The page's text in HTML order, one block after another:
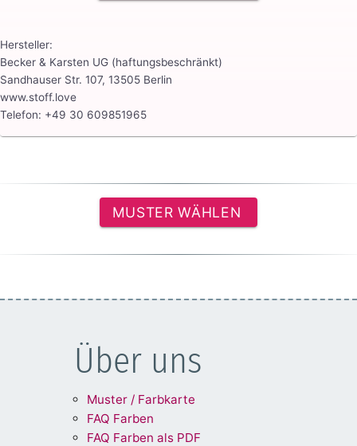
Hersteller:
Becker & Karsten UG (haftungsbeschränkt)
Sandhauser Str. 107, 13505 Berlin
www.stoff.love
Telefon: +49 30 609851965
MUSTER WÄHLEN
Über uns
Muster / Farbkarte
FAQ Farben
FAQ Farben als PDF